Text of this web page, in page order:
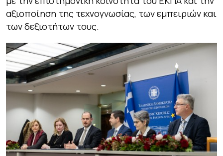
αξιοποίηση της τεχνογνωσίας, των εμπειριών και
των δεξιοτήτων τους.